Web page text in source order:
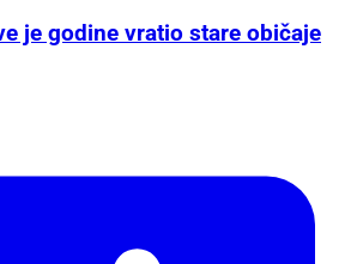
je godine vratio stare običaje